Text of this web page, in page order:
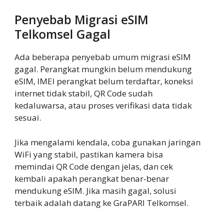
Penyebab Migrasi eSIM
Telkomsel Gagal
Ada beberapa penyebab umum migrasi eSIM
gagal. Perangkat mungkin belum mendukung
eSIM, IMEI perangkat belum terdaftar, koneksi
internet tidak stabil, QR Code sudah
kedaluwarsa, atau proses verifikasi data tidak
sesuai.
Jika mengalami kendala, coba gunakan jaringan
WiFi yang stabil, pastikan kamera bisa
memindai QR Code dengan jelas, dan cek
kembali apakah perangkat benar-benar
mendukung eSIM. Jika masih gagal, solusi
terbaik adalah datang ke GraPARI Telkomsel.